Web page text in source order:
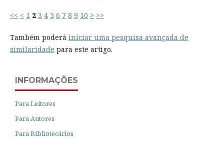
<< < 1 2 3 4 5 6 7 8 9 10 > >>
Também poderá iniciar uma pesquisa avançada de
similaridade para este artigo.
INFORMAÇÕES
Para Leitores
Para Autores
Para Bibliotecários